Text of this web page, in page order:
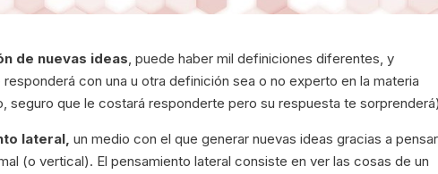
de nuevas ideas, puede haber mil definiciones diferentes, y
con una u otra definición sea o no experto en la materia
seguro que le costará responderte pero su respuesta te
lateral, un medio con el que generar nuevas ideas gracias a
(o vertical). El pensamiento lateral consiste en ver las cosas de un